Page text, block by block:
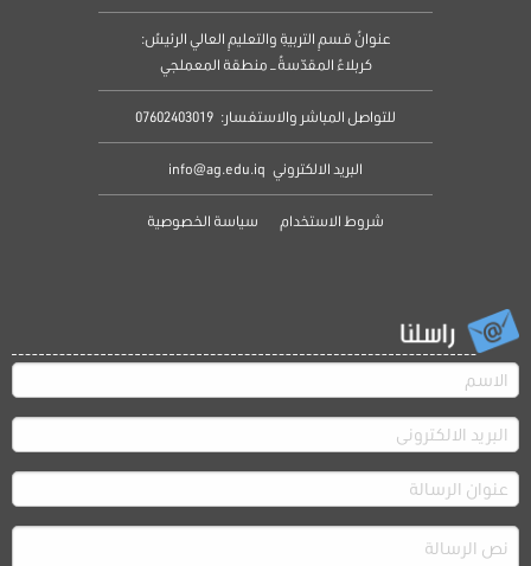
عنوانُ قسمِ التربيةِ والتعليمِ العالي الرئيسُ:
كربلاءُ المقدّسةُ – منطقة المعملجي
للتواصل المباشر والاستفسار: 07602403019
البريد الالكتروني info@ag.edu.iq
شروط الاستخدام سياسة الخصوصية